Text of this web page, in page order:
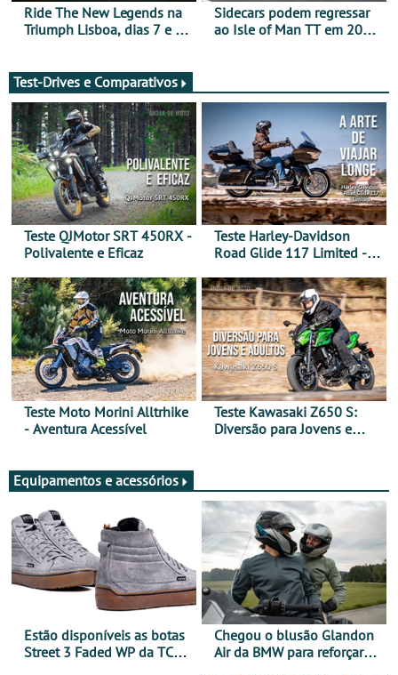
Ride The New Legends na
Triumph Lisboa, dias 7 e 8
Sidecars podem regressar
ao Isle of Man TT em 2027
Test-Drives e Comparativos
Teste QJMotor SRT 450RX -
Polivalente e Eficaz
Teste Harley-Davidson
Road Glide 117 Limited - A
Teste Moto Morini Alltrhike
- Aventura Acessível
Teste Kawasaki Z650 S:
Diversão para Jovens e
Equipamentos e acessórios
Estão disponíveis as botas
Street 3 Faded WP da TCX
Chegou o blusão Glandon
Air da BMW para reforçar